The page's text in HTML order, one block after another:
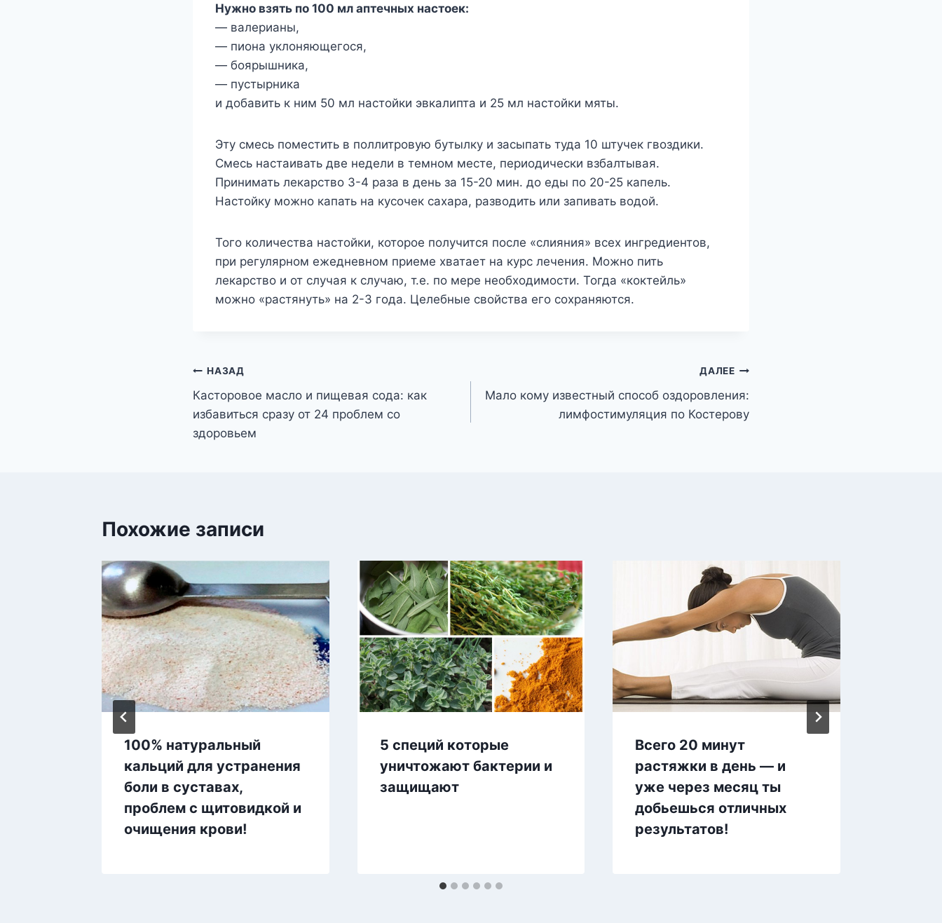
Нужно взять по 100 мл аптечных настоек:
— валерианы,
— пиона уклоняющегося,
— боярышника,
— пустырника
и добавить к ним 50 мл настойки эвкалипта и 25 мл настойки мяты.
Эту смесь поместить в поллитровую бутылку и засыпать туда 10 штучек гвоздики.
Смесь настаивать две недели в темном месте, периодически взбалтывая.
Принимать лекарство 3-4 раза в день за 15-20 мин. до еды по 20-25 капель.
Настойку можно капать на кусочек сахара, разводить или запивать водой.
Того количества настойки, которое получится после «слияния» всех ингредиентов,
при регулярном ежедневном приеме хватает на курс лечения. Можно пить
лекарство и от случая к случаю, т.е. по мере необходимости. Тогда «коктейль»
можно «растянуть» на 2-3 года. Целебные свойства его сохраняются.
Навигация
по
записям
НАЗАД
Касторовое масло и пищевая сода: как
избавиться сразу от 24 проблем со
здоровьем
ДАЛЕЕ
Мало кому известный способ оздоровления:
лимфостимуляция по Костерову
Похожие записи
100% натуральный
кальций для устранения
боли в суставах,
проблем с щитовидкой и
очищения крови!
5 специй которые
уничтожают бактерии и
защищают
Всего 20 минут
растяжки в день — и
уже через месяц ты
добьешься отличных
результатов!